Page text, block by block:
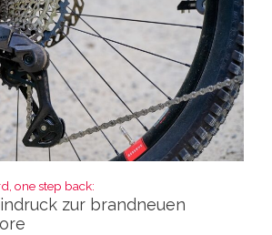
one step back:
zur brandneuen